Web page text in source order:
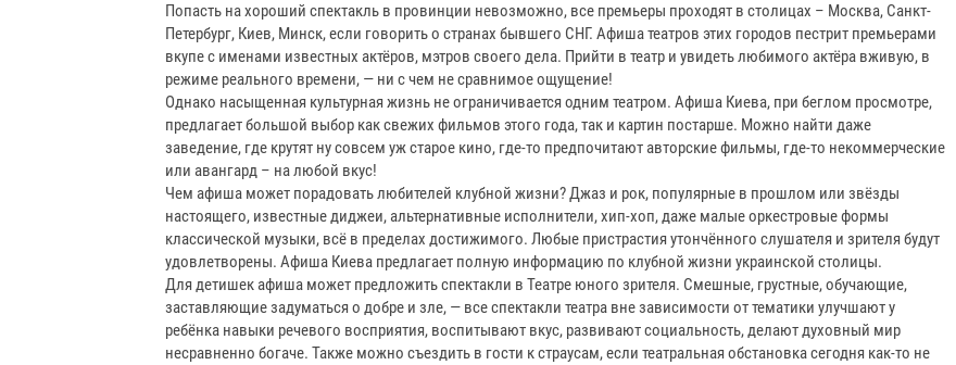
Попасть на хороший спектакль в провинции невозможно, все премьеры проходят в столицах – Москва, Санкт-
Петербург, Киев, Минск, если говорить о странах бывшего СНГ. Афиша театров этих городов пестрит премьерами
вкупе с именами известных актёров, мэтров своего дела. Прийти в театр и увидеть любимого актёра вживую, в
режиме реального времени, — ни с чем не сравнимое ощущение!
Однако насыщенная культурная жизнь не ограничивается одним театром. Афиша Киева, при беглом просмотре,
предлагает большой выбор как свежих фильмов этого года, так и картин постарше. Можно найти даже
заведение, где крутят ну совсем уж старое кино, где-то предпочитают авторские фильмы, где-то некоммерческие
или авангард – на любой вкус!
Чем афиша может порадовать любителей клубной жизни? Джаз и рок, популярные в прошлом или звёзды
настоящего, известные диджеи, альтернативные исполнители, хип-хоп, даже малые оркестровые формы
классической музыки, всё в пределах достижимого. Любые пристрастия утончённого слушателя и зрителя будут
удовлетворены. Афиша Киева предлагает полную информацию по клубной жизни украинской столицы.
Для детишек афиша может предложить спектакли в Театре юного зрителя. Смешные, грустные, обучающие,
заставляющие задуматься о добре и зле, — все спектакли театра вне зависимости от тематики улучшают у
ребёнка навыки речевого восприятия, воспитывают вкус, развивают социальность, делают духовный мир
несравненно богаче. Также можно съездить в гости к страусам, если театральная обстановка сегодня как-то не